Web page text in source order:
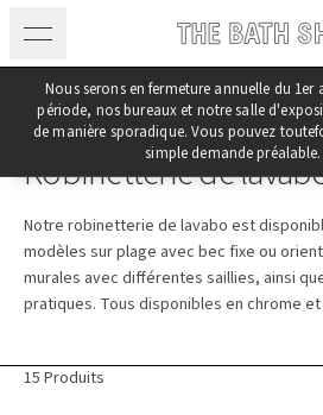
Nous serons en fermeture annuelle du
période, nos bureaux et notre salle
de manière sporadique. Vous pouvez
simple demande préalable.
Catégorie
Robinetterie de
Notre robinetterie de lavabo est
modèles sur plage avec bec fixe ou
murales avec différentes saillies, ainsi
pratiques. Tous disponibles en chrome
15 Produits